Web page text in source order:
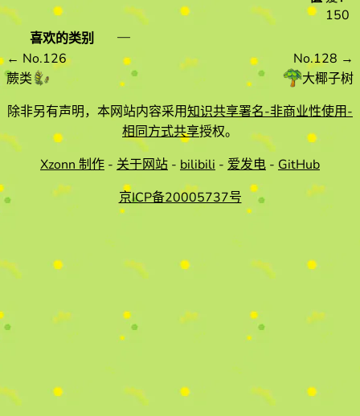
150
喜欢的类别
—
← No.126
蕨类
No.128 →
大椰子树
除非另有声明，本网站内容采用知识共享署名-非商业性使用-
相同方式共享授权。
Xzonn 制作 - 关于网站 - bilibili - 爱发电 - GitHub
京ICP备20005737号